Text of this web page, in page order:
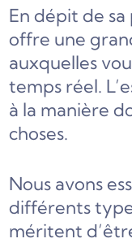
En dépit de
offre une
auxquelles
temps réel.
à la manière
choses.
Nous avons
différents
méritent